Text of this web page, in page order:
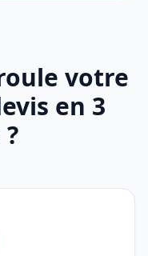
votre
en 3